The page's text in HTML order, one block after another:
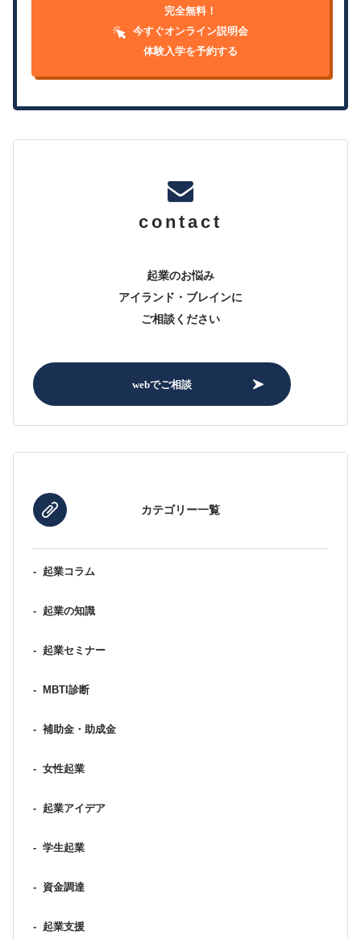
完全無料！
今すぐオンライン説明会
体験入学を予約する
contact
起業のお悩み
アイランド・ブレインに
ご相談ください
webでご相談
カテゴリー一覧
- 起業コラム
- 起業の知識
- 起業セミナー
- MBTI診断
- 補助金・助成金
- 女性起業
- 起業アイデア
- 学生起業
- 資金調達
- 起業支援